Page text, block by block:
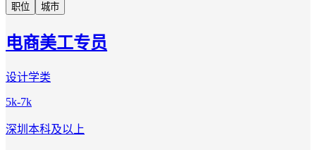
职位 城市
电商美工专员
设计学类
5k-7k
深圳 本科及以上